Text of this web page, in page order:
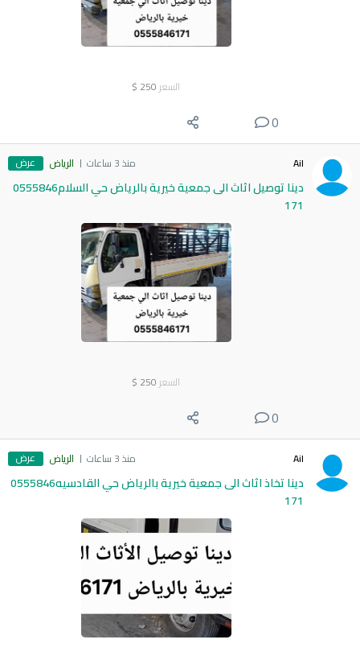
السعر 250
$
0
Ail منذ 3 ساعات الرياض عرض
دينا توصيل اثاث الى جمعية خيرية بالرياض حي السلام0555846
171
السعر 250
$
0
Ail منذ 3 ساعات الرياض عرض
دينا تخاذ اثاث الى جمعية خيرية بالرياض حي القادسيه0555846
171